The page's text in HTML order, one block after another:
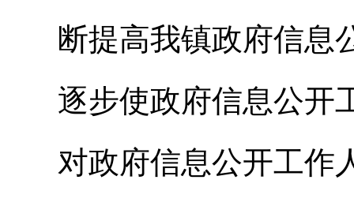
断提高我镇政府信息
逐步使政府信息公开
对政府信息公开工作